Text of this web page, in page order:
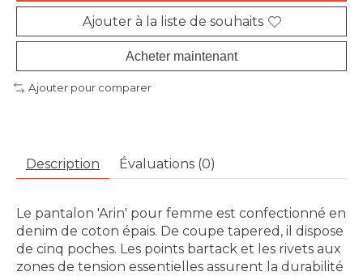
Ajouter à la liste de souhaits
Acheter maintenant
Ajouter pour comparer
Description Évaluations (0)
Le pantalon 'Arin' pour femme est confectionné en
denim de coton épais. De coupe tapered, il dispose
de cinq poches. Les points bartack et les rivets aux
zones de tension essentielles assurent la durabilité